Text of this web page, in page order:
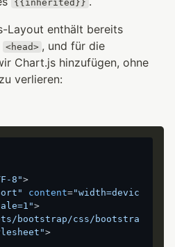
{{inherited}}
Layout enthält bereits
<head> , und für die
Chart.js hinzufügen, ohne
verlieren:
8">
content="width=devic
>
bootstrap/css/bootstra
>